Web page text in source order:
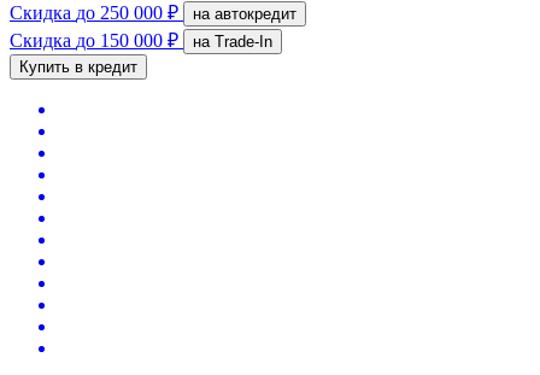
Скидка до 250 000 ₽ на автокредит
Скидка до 150 000 ₽
на Trade-In
Купить в кредит